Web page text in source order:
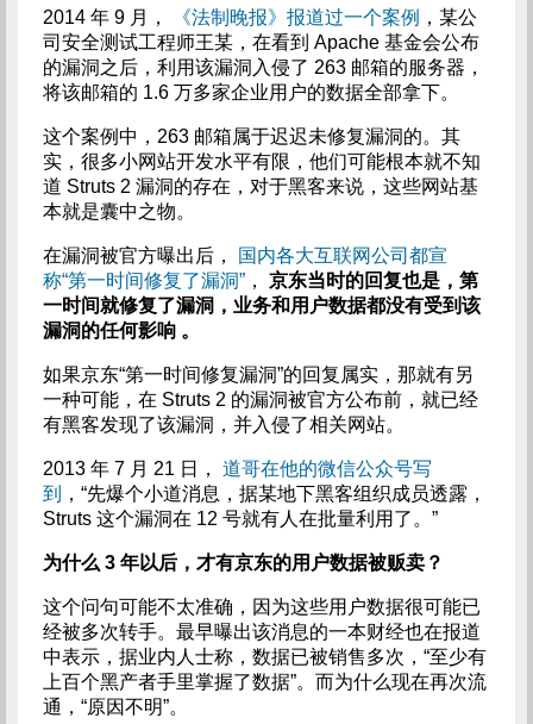
2014 年 9 月， 《法制晚报》报道过一个案例 ，某公
司安全测试工程师王某，在看到 Apache 基金会公布
的漏洞之后，利用该漏洞入侵了 263 邮箱的服务器，
将该邮箱的 1.6 万多家企业用户的数据全部拿下。
这个案例中，263 邮箱属于迟迟未修复漏洞的。其
实，很多小网站开发水平有限，他们可能根本就不知
道 Struts 2 漏洞的存在，对于黑客来说，这些网站基
本就是囊中之物。
在漏洞被官方曝出后，
国内各大互联网公司都宣
称“第一时间修复了漏洞”， 京东当时的回复也是，第
一时间就修复了漏洞，业务和用户数据都没有受到该
漏洞的任何影响 。
如果京东“第一时间修复漏洞”的回复属实，那就有另
一种可能，在 Struts 2 的漏洞被官方公布前，就已经
有黑客发现了该漏洞，并入侵了相关网站。
2013 年 7 月 21 日， 道哥在他的微信公众号写
到
，“先爆个小道消息，据某地下黑客组织成员透露，
Struts 这个漏洞在 12 号就有人在批量利用了。”
为什么 3 年以后，才有京东的用户数据被贩卖？
这个问句可能不太准确，因为这些用户数据很可能已
经被多次转手。最早曝出该消息的一本财经也在报道
中表示，据业内人士称，数据已被销售多次，“至少有
上百个黑产者手里掌握了数据”。而为什么现在再次流
通，“原因不明”。